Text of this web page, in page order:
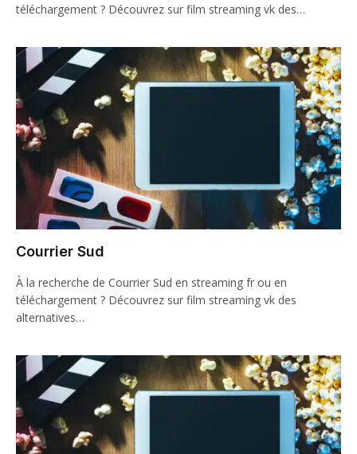
téléchargement ? Découvrez sur film streaming vk des…
Courrier Sud
À la recherche de Courrier Sud en streaming fr ou en
téléchargement ? Découvrez sur film streaming vk des
alternatives…